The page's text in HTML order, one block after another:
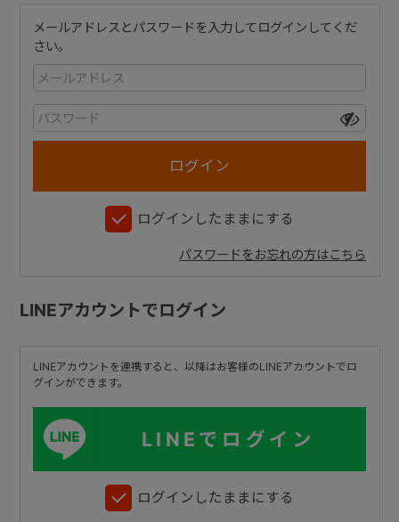
メールアドレスとパスワードを入力してログインしてくだ
さい。
ログインしたままにする
パスワードをお忘れの方はこちら
LINEアカウントでログイン
LINEアカウントを連携すると、以降はお客様のLINEアカウントでロ
グインができます。
LINEでログイン
ログインしたままにする